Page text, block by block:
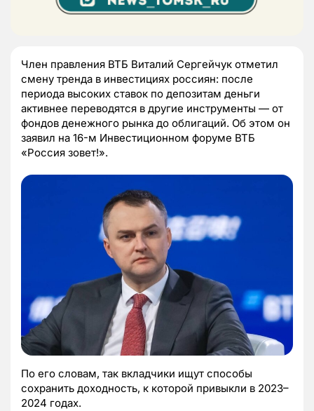
Член правления ВТБ Виталий Сергейчук отметил
смену тренда в инвестициях россиян: после
периода высоких ставок по депозитам деньги
активнее переводятся в другие инструменты — от
фондов денежного рынка до облигаций. Об этом он
заявил на 16-м Инвестиционном форуме ВТБ
«Россия зовет!».
По его словам, так вкладчики ищут способы
сохранить доходность, к которой привыкли в 2023–
2024 годах.